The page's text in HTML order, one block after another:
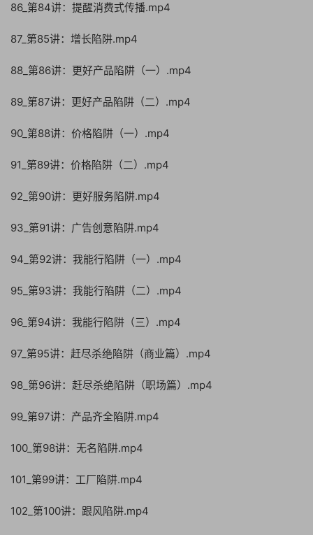
86_第84讲：提醒消费式传播.mp4
87_第85讲：增长陷阱.mp4
88_第86讲：更好产品陷阱（一）.mp4
89_第87讲：更好产品陷阱（二）.mp4
90_第88讲：价格陷阱（一）.mp4
91_第89讲：价格陷阱（二）.mp4
92_第90讲：更好服务陷阱.mp4
93_第91讲：广告创意陷阱.mp4
94_第92讲：我能行陷阱（一）.mp4
95_第93讲：我能行陷阱（二）.mp4
96_第94讲：我能行陷阱（三）.mp4
97_第95讲：赶尽杀绝陷阱（商业篇）.mp4
98_第96讲：赶尽杀绝陷阱（职场篇）.mp4
99_第97讲：产品齐全陷阱.mp4
100_第98讲：无名陷阱.mp4
101_第99讲：工厂陷阱.mp4
102_第100讲：跟风陷阱.mp4